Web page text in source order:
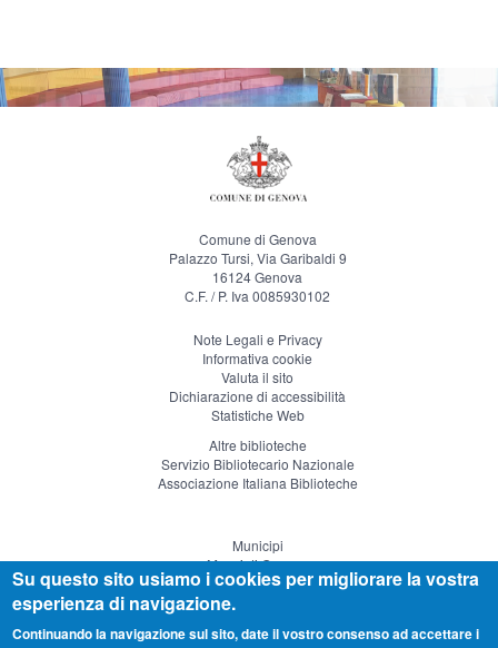
Comune di Genova
Palazzo Tursi, Via Garibaldi 9
16124 Genova
C.F. / P. Iva 0085930102
Note Legali e Privacy
Informativa cookie
Valuta il sito
Dichiarazione di accessibilità
Statistiche Web
Altre biblioteche
Servizio Bibliotecario Nazionale
Associazione Italiana Biblioteche
Municipi
Musei di Genova
Genova Teatro
Visitgenoa
Su questo sito usiamo i cookies per migliorare la vostra
esperienza di navigazione.
Continuando la navigazione sul sito, date il vostro consenso ad accettare i